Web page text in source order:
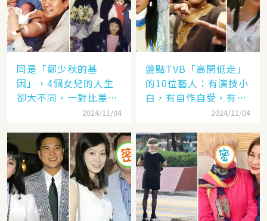
同是「鄭少秋的基
因」，4個女兒的人生
卻大不同，一對比差距
2024/11/04
盤點TVB「高開低走」
的10位藝人：有演技小
白，有自作自受，有遭
封殺，一手好牌打稀爛
2024/11/04